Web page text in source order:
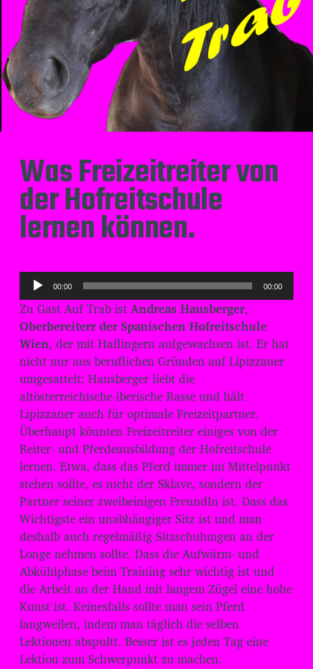
Was Freizeitreiter von
der Hofreitschule
lernen können.
u
d
i
o
-
P
l
a
y
e
r
00:00 00:00
Zu Gast Auf Trab istAndreas Hausberger,
Oberbereiterr der Spanischen Hofreitschule
Wien, der mit Haflingern aufgewachsen ist. Er hat
nicht nur aus beruflichen Gründen auf Lipizzaner
umgesattelt: Hausberger liebt die
altösterreichische-iberische Rasse und hält
Lipizzaner auch für optimale Freizeitpartner.
Überhaupt könnten Freizeitreiter einiges von der
Reiter- und Pferdeausbildung der Hofreitschule
lernen. Etwa, dass das Pferd immer im Mittelpunkt
stehen sollte, es nicht der Sklave, sondern der
Partner seiner zweibeinigen FreundIn ist. Dass das
Wichtigste ein unabhängiger Sitz ist und man
deshalb auch regelmäßig Sitzschulungen an der
Longe nehmen sollte. Dass die Aufwärm- und
Abkühlphase beim Training sehr wichtig ist und
die Arbeit an der Hand mit langem Zügel eine hohe
Kunst ist. Keinesfalls sollte man sein Pferd
langweilen, indem man täglich die selben
Lektionen abspultt. Besser ist es jeden Tag eine
Lektion zum Schwerpunkt zu machen.